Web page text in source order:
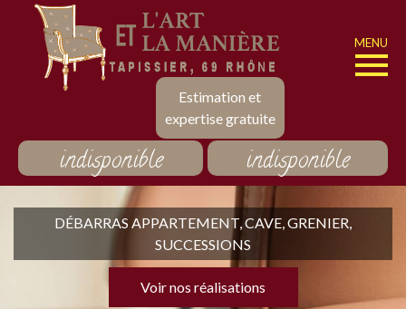
Estimation et
expertise gratuite
MENU
indisponible indisponible
DÉBARRAS APPARTEMENT, CAVE, GRENIER,
SUCCESSIONS
Voir nos réalisations